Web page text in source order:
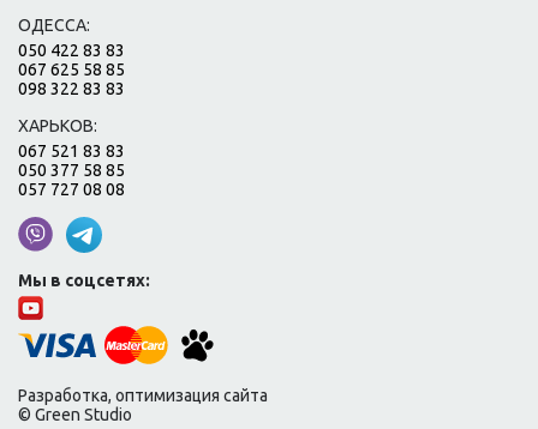
ОДЕССА:
050 422 83 83
067 625 58 85
098 322 83 83
ХАРЬКОВ:
067 521 83 83
050 377 58 85
057 727 08 08
Мы в соцсетях:
Разработка, оптимизация сайта
© Green Studio